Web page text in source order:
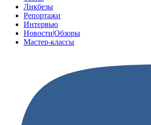
Ликбезы
Репортажи
Интервью
Новости|Обзоры
Мастер-классы